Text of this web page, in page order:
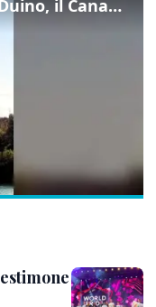
Incendio tra Monfalcone e Duino, il Canadair in azione per fermare le fiamme sul fronte dell’A4